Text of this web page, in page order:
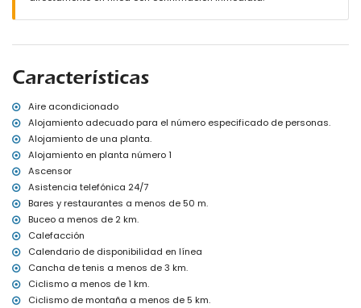
apartamento)
El edificio donde se encuentra el alojamiento tiene ascensor.
Instalaciones y servicios incluidos en el precio del alquiler del
apartamento
internet (WiFi)
plancha y tabla de planchar
ropa de cama y toallas
servicio de recepción y servicio de emergencia 24 horas
calefacción por aire y aire acondicionado
Instalaciones y servicios con cargo extra
cama extra y cama/cuna para niños (bajo demanda)
Actividades de entretenimiento y ocio para sus vacaciones en
Xàbia, Costa Blanca
Características
Aire acondicionado
Alojamiento adecuado para el número especificado de personas.
Alojamiento de una planta.
Alojamiento en planta número 1
Ascensor
Asistencia telefónica 24/7
Bares y restaurantes a menos de 50 m.
Buceo a menos de 2 km.
Calefacción
Calendario de disponibilidad en línea
Cancha de tenis a menos de 3 km.
Ciclismo a menos de 1 km.
Ciclismo de montaña a menos de 5 km.